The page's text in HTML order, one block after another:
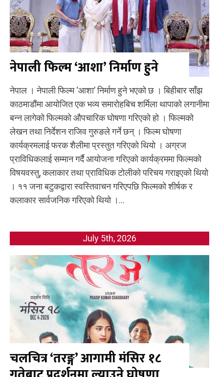
नेपाली फिल्म ‘आशा’ निर्माण हुने
नेपाल । नेपाली फिल्म ‘आशा’ निर्माण हुने भएको छ । बिहीबार साँझ
काठमाडौंमा आयोजित एक भव्य समारोहबिच शर्मिला थापाको लगानीमा
बन्न लागेको फिल्मको औपचारिक घोषणा गरिएको हो । फिल्मको
लेखन तथा निर्देशन राजिव गुरुङले गर्ने छन् । फिल्म घोषणा
कार्यक्रमलाई फरक शैलीमा प्रस्तुत गरिएको थियो । अग्रज
प्राविधिकलाई सम्मान गर्दै आयोजना गरिएको कार्यक्रममा फिल्मको
विषयवस्तु, कलाकार तथा प्राविधिक टोलीको परिचय गराइएको थियो
। ११ जना बटुकद्वारा स्वस्तिवाचन गरिएपछि फिल्मको शीर्षक र
कलाकार सार्वजनिक गरिएको थियो ।...
July 5th, 2026
चलचित्र ‘तरङ्ग’ आगामी मंसिर १८